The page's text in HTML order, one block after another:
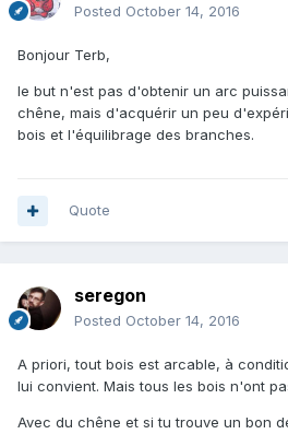
Posted October 14, 2016
Bonjour Terb,
le but n'est pas d'obtenir un arc
chêne, mais d'acquérir un peu
bois et l'équilibrage des branches.
Quote
seregon
Posted October 14, 2016
A priori, tout bois est arcable, à
lui convient. Mais tous les bois n'ont
Avec du chêne et si tu trouve un bon